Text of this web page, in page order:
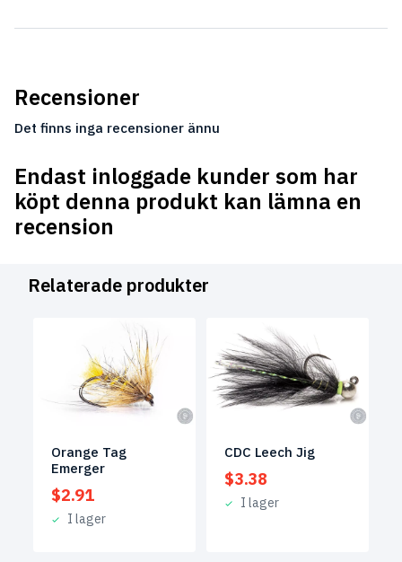
Recensioner
Det finns inga recensioner ännu
Endast inloggade kunder som har
köpt denna produkt kan lämna en
recension
Relaterade produkter
Orange Tag
Emerger
$2.91
I lager
CDC Leech Jig
$3.38
I lager